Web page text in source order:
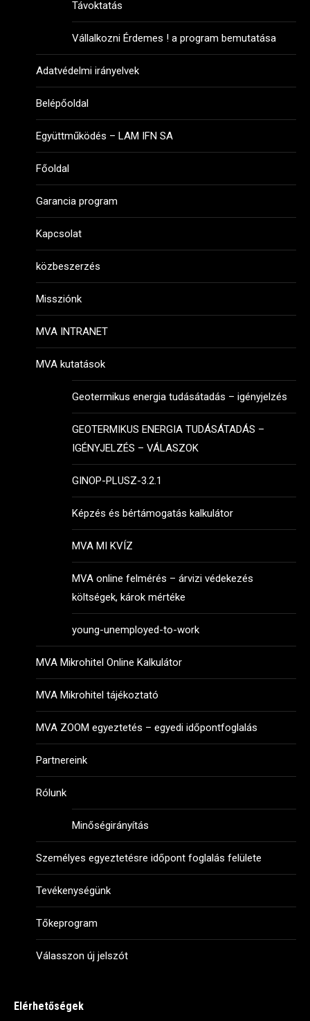
Távoktatás
Vállalkozni Érdemes ! a program bemutatása
Adatvédelmi irányelvek
Belépőoldal
Együttműködés – LAM IFN SA
Főoldal
Garancia program
Kapcsolat
közbeszerzés
Missziónk
MVA INTRANET
MVA kutatások
Geotermikus energia tudásátadás – igényjelzés
GEOTERMIKUS ENERGIA TUDÁSÁTADÁS –
IGÉNYJELZÉS – VÁLASZOK
GINOP-PLUSZ-3.2.1
Képzés és bértámogatás kalkulátor
MVA MI KVÍZ
MVA online felmérés – árvizi védekezés
költségek, károk mértéke
young-unemployed-to-work
MVA Mikrohitel Online Kalkulátor
MVA Mikrohitel tájékoztató
MVA ZOOM egyeztetés – egyedi időpontfoglalás
Partnereink
Rólunk
Minőségirányítás
Személyes egyeztetésre időpont foglalás felülete
Tevékenységünk
Tőkeprogram
Válasszon új jelszót
Elérhetőségek